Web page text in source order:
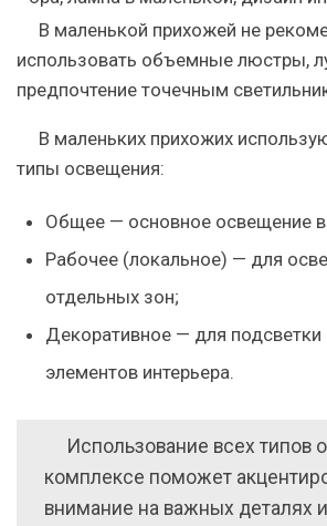
В маленькой прихожей не
использовать объемные люстры,
предпочтение точечным
В маленьких прихожих
типы освещения:
Общее — основное освещение
Рабочее (локальное) — для
отдельных зон;
Декоративное — для
элементов интерьера.
Использование всех типов
комплексе поможет
внимание на важных деталях